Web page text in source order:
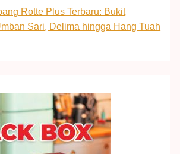
Rotte Plus Terbaru: Bukit
Sari, Delima hingga Hang Tuah